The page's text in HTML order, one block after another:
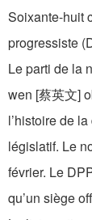
Soixante-huit
progressiste
Le parti de la
wen [蔡英文]
l’histoire de
législatif. Le
février. Le
qu’un siège